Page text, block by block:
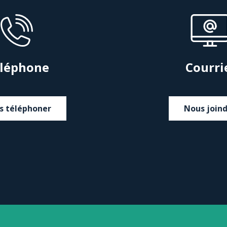
téléphoner Nous